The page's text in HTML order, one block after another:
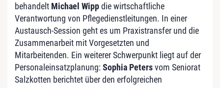
behandelt Michael Wippdie wirtschaftliche
Verantwortung von Pflegedienstleitungen. In einer
Austausch-Session geht es um Praxistransfer und die
Zusammenarbeit mit Vorgesetzten und
Mitarbeitenden. Ein weiterer Schwerpunkt liegt auf der
Personaleinsatzplanung:Sophia Petersvom Seniorat
Salzkotten berichtet über den erfolgreichen